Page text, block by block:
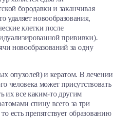
бородавки и заканчивая
удаляет новообразования,
клетки после
прививки).
новообразований за одну
опухолей) и кератом. В лечении
человека может присутствовать
их все каким-то другим
спину всего за три
есть препятствует образованию